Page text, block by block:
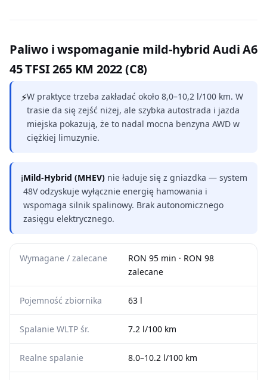
Paliwo i wspomaganie mild-hybrid Audi A6
45 TFSI 265 KM 2022 (C8)
⚡W praktyce trzeba zakładać około 8,0–10,2 l/100 km. W
trasie da się zejść niżej, ale szybka autostrada i jazda
miejska pokazują, że to nadal mocna benzyna AWD w
ciężkiej limuzynie.
ℹMild-Hybrid (MHEV) nie ładuje się z gniazdka — system
48V odzyskuje wyłącznie energię hamowania i
wspomaga silnik spalinowy. Brak autonomicznego
zasięgu elektrycznego.
Wymagane / zalecane
RON 95 min · RON 98
zalecane
Pojemność zbiornika 63 l
Spalanie WLTP śr. 7.2 l/100 km
Realne spalanie 8.0–10.2 l/100 km